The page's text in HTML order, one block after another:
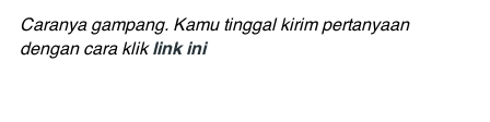
Caranya gampang. Kamu tinggal kirim pertanyaan
dengan cara kliklink ini